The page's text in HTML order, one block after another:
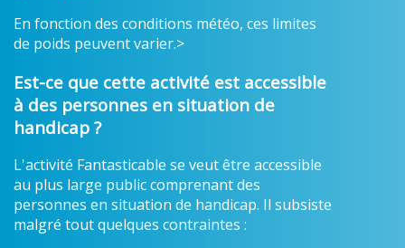
En fonction des conditions météo, ces limites
de poids peuvent varier.>
Est-ce que cette activité est accessible
à des personnes en situation de
handicap ?
L'activité Fantasticable se veut être accessible
au plus large public comprenant des
personnes en situation de handicap. Il subsiste
malgré tout quelques contraintes :